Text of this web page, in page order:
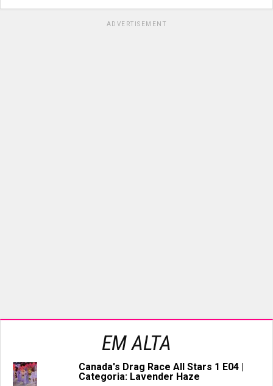
ADVERTISEMENT
EM ALTA
Canada's Drag Race All Stars 1 E04 |
Categoria: Lavender Haze